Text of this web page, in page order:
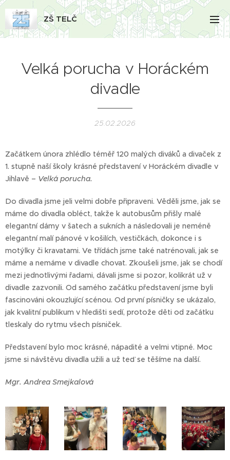
ZŠ TELČ
Velká porucha v Horáckém
divadle
25.02.2026
Začátkem února zhlédlo téměř 120 malých diváků a divaček z
1. stupně naší školy krásné představení v Horáckém divadle v
Jihlavě – Velká porucha.
Do divadla jsme jeli velmi dobře připraveni. Věděli jsme, jak se
máme do divadla obléct, takže k autobusům přišly malé
elegantní dámy v šatech a sukních a následovali je neméně
elegantní malí pánové v košilích, vestičkách, dokonce i s
motýlky či kravatami. Ve třídách jsme také natrénovali, jak se
máme a nemáme v divadle chovat. Zkoušeli jsme, jak se chodí
mezi jednotlivými řadami, dávali jsme si pozor, kolikrát už v
divadle zazvonili. Od samého začátku představení jsme byli
fascinováni okouzlující scénou. Od první písničky se ukázalo,
jak kvalitní publikum v hledišti sedí, protože děti od začátku
tleskaly do rytmu všech písniček.
Představení bylo moc krásné, nápadité a velmi vtipné. Moc
jsme si návštěvu divadla užili a už teď se těšíme na další.
Mgr. Andrea Smejkalová